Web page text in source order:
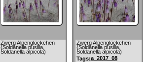
Zwerg Alpenglöckchen
(Soldanella pusilla,
Soldanella alpicola)
Zwerg Alpenglöckchen
(Soldanella pusilla,
Soldanella alpicola)
Tags:a_2017_08